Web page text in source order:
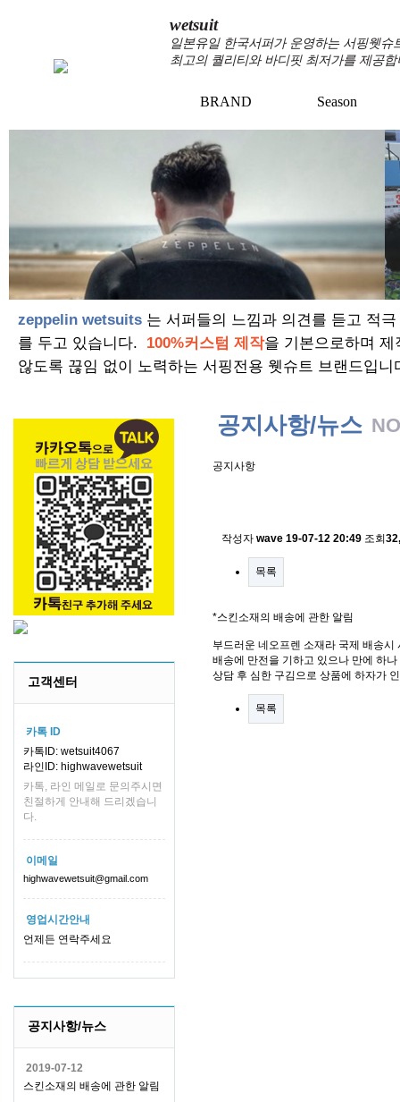
wetsuit
일본유일 한국서퍼가 운영하는 서핑웻
최고의 퀄리티와 바디핏 최저가를 제공합
BRAND
Season
zeppelin wetsuits 는 서퍼들의 느낌과 의견를 듣고 적
를 두고 있습니다. 100%커스텀 제작을 기본으로하며
않도록 끊임 없이 노력하는 서핑전용 웻슈트 브랜드입니
고객센터
카톡 ID
카톡ID: wetsuit4067
라인ID: highwavewetsuit
카톡, 라인 메일로 문의주시면
친절하게 안내해 드리겠습니
다.
이메일
highwavewetsuit@gmail.com
영업시간안내
언제든 연락주세요
공지사항/뉴스
2019-07-12
스킨소재의 배송에 관한 알림
공지사항/뉴스
공지사항
작성자 wave 19-07-12 20:49 조회
목록
*스킨소재의 배송에 관한 알림
부드러운 네오프렌 소재라 국제 배송
배송에 만전을 기하고 있으나 만에 하
상담 후 심한 구김으로 상품에 하자가
목록